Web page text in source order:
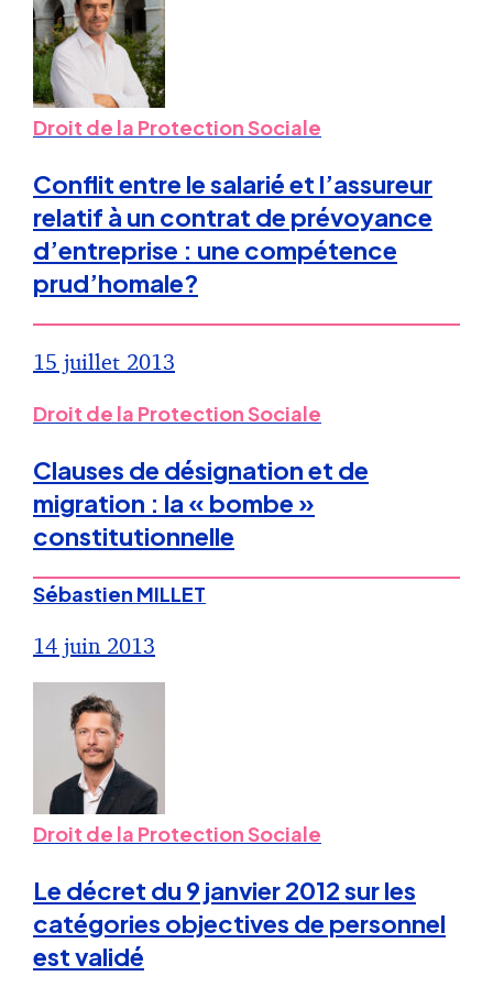
Droit de la Protection Sociale
Conflit entre le salarié et l’assureur
relatif à un contrat de prévoyance
d’entreprise : une compétence
prud’homale?
15 juillet 2013
Droit de la Protection Sociale
Clauses de désignation et de
migration : la « bombe »
constitutionnelle
Sébastien MILLET
14 juin 2013
Droit de la Protection Sociale
Le décret du 9 janvier 2012 sur les
catégories objectives de personnel
est validé